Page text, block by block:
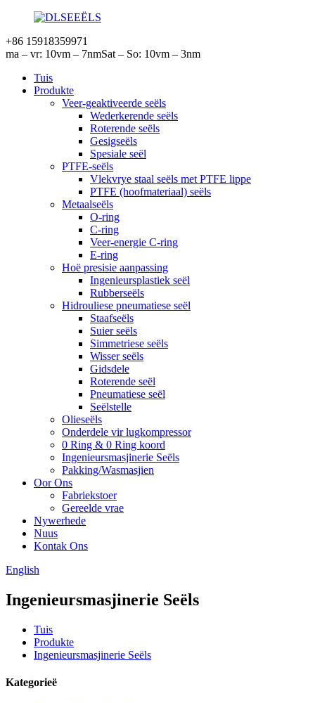
+86 15918359971
ma – vr: 10vm – 7nmSat – So: 10vm – 3nm
Tuis
Produkte
Veer-geaktiveerde seëls
Wederkerende seëls
Roterende seëls
Gesigseëls
Spesiale seël
PTFE-seëls
Vlekvrye staal seëls met PTFE lippe
PTFE (hoofmateriaal) seëls
Metaalseëls
O-ring
C-ring
Veer-energie C-ring
E-ring
Hoë presisie aanpassing
Ingenieursplastiek seël
Rubberseëls
Hidrouliese pneumatiese seël
Staafseëls
Suier seëls
Simmetriese seëls
Wisser seëls
Gidsdele
Roterende seël
Pneumatiese seël
Seëlstelle
Olieseëls
Onderdele vir lugkompressor
0 Ring & 0 Ring koord
Ingenieursmasjinerie Seëls
Pakking/Wasmasjien
Oor Ons
Fabriekstoer
Gereelde vrae
Nywerhede
Nuus
Kontak Ons
English
Ingenieursmasjinerie Seëls
Tuis
Produkte
Ingenieursmasjinerie Seëls
Kategorieë